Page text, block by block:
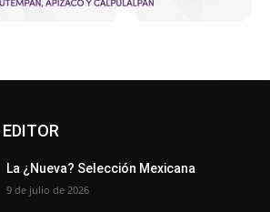
La ¿Nueva? Selección Mexicana
9 de julio de 2026